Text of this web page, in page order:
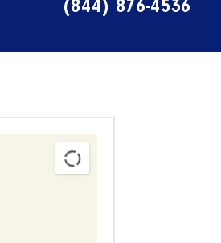
(844) 876-4536